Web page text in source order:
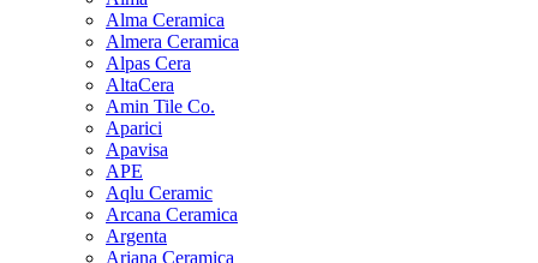
Alma Ceramica
Almera Ceramica
Alpas Cera
AltaCera
Amin Tile Co.
Aparici
Apavisa
APE
Aqlu Ceramic
Arcana Ceramica
Argenta
Ariana Ceramica